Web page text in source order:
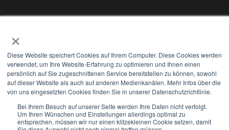
×
Diese Website speichert Cookies auf Ihrem Computer. Diese Cookies werden
verwendet, um Ihre Website-Erfahrung zu optimieren und Ihnen einen
persönlich auf Sie zugeschnittenen Service bereitstellen zu können, sowohl
auf dieser Website als auch auf anderen Medienkanälen. Mehr Infos über die
von uns eingesetzten Cookies finden Sie in unserer Datenschutzrichtlinie.
Bei Ihrem Besuch auf unserer Seite werden Ihre Daten nicht verfolgt.
Um Ihren Wünschen und Einstellungen allerdings optimal zu
entsprechen, müssen wir nur einen klitzekleinen Cookie setzen, damit
Kontakt
Impressum Datenschutz AGB
Wir nutzen Cookies, um Ihnen die bestmögliche Nutzung unserer
verbessern. Wir berücksichtigen hierbei Ihre Präferenzen und
verarbeiten Daten für Marketing, Analytics und Personalisierung nur,
wenn Sie uns durch Klicken auf 'Zustimmen und weiter' Ihr
Einverständnis geben. Sie können Ihre Einwilligung jederzeit mit
Wirkung für die Zukunft widerrufen. Weitere Informationen zu den
Cookies und Anpassungsmöglichkeiten finden Sie unter dem Button
'Einstellungen'.